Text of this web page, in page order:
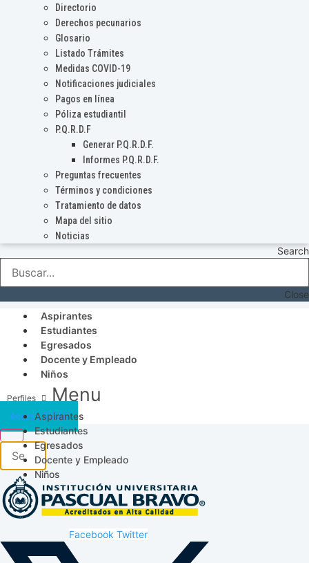
Directorio
Derechos pecunarios
Glosario
Listado Trámites
Medidas COVID-19
Notificaciones judiciales
Pagos en línea
Póliza estudiantil
P.Q.R.D.F
Generar P.Q.R.D.F.
Informes P.Q.R.D.F.
Preguntas frecuentes
Términos y condiciones
Tratamiento de datos
Mapa del sitio
Noticias
Search
Close
Aspirantes
Estudiantes
Egresados
Docente y Empleado
Niños
Menu
Aspirantes
Estudiantes
Egresados
Docente y Empleado
Niños
Acceso SICAU
Facebook Twitter